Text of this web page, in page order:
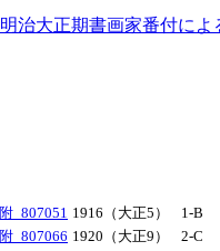
治大正期書画家番付によ
_807051 1916（大正5）
1-B
_807066 1920（大正9）
2-C